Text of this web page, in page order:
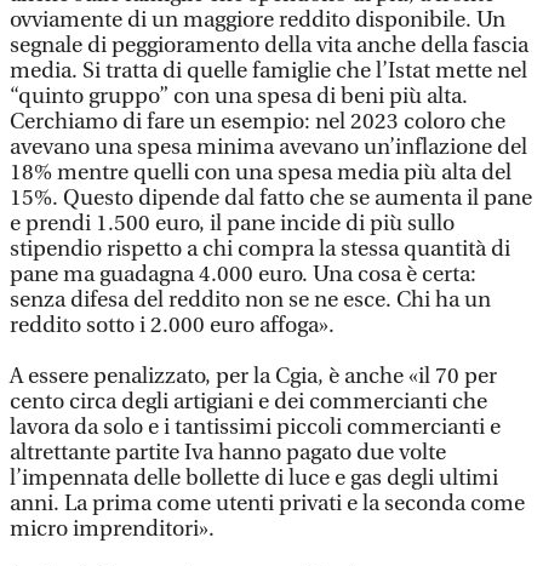
ovviamente di un maggiore reddito disponibile. Un
segnale di peggioramento della vita anche della fascia
media. Si tratta di quelle famiglie che l’Istat mette nel
“quinto gruppo” con una spesa di beni più alta.
Cerchiamo di fare un esempio: nel 2023 coloro che
avevano una spesa minima avevano un’inflazione del
18% mentre quelli con una spesa media più alta del
15%. Questo dipende dal fatto che se aumenta il pane
e prendi 1.500 euro, il pane incide di più sullo
stipendio rispetto a chi compra la stessa quantità di
pane ma guadagna 4.000 euro. Una cosa è certa:
senza difesa del reddito non se ne esce. Chi ha un
reddito sotto i 2.000 euro affoga».
A essere penalizzato, per la Cgia, è anche «il 70 per
cento circa degli artigiani e dei commercianti che
lavora da solo e i tantissimi piccoli commercianti e
altrettante partite Iva hanno pagato due volte
l’impennata delle bollette di luce e gas degli ultimi
anni. La prima come utenti privati e la seconda come
micro imprenditori».